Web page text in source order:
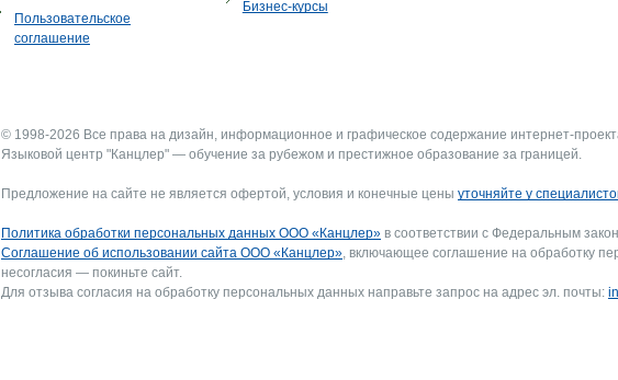
Пользовательское
соглашение
Бизнес-курсы
© 1998-2026 Все права на дизайн, информационное и графическое содержание интернет-
Языковой центр "Канцлер" — обучение за рубежом и престижное образование за границей.
Предложение на сайте не является офертой, условия и конечные цены уточняйте у
Политика обработки персональных данных ООО «Канцлер» в соответствии с Федеральным
Соглашение об использовании сайта ООО «Канцлер», включающее соглашение на обработку
несогласия — покиньте сайт.
Для отзыва согласия на обработку персональных данных направьте запрос на адрес эл. почты: